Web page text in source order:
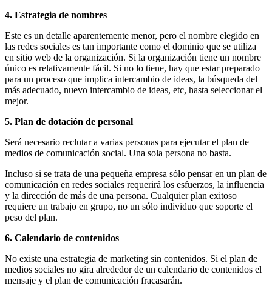
4. Estrategia de nombres
Este es un detalle aparentemente menor, pero el nombre elegido en
las redes sociales es tan importante como el dominio que se utiliza
en sitio web de la organización. Si la organización tiene un nombre
único es relativamente fácil. Si no lo tiene, hay que estar preparado
para un proceso que implica intercambio de ideas, la búsqueda del
más adecuado, nuevo intercambio de ideas, etc, hasta seleccionar el
mejor.
5. Plan de dotación de personal
Será necesario reclutar a varias personas para ejecutar el plan de
medios de comunicación social. Una sola persona no basta.
Incluso si se trata de una pequeña empresa sólo pensar en un plan de
comunicación en redes sociales requerirá los esfuerzos, la influencia
y la dirección de más de una persona. Cualquier plan exitoso
requiere un trabajo en grupo, no un sólo individuo que soporte el
peso del plan.
6. Calendario de contenidos
No existe una estrategia de marketing sin contenidos. Si el plan de
medios sociales no gira alrededor de un calendario de contenidos el
mensaje y el plan de comunicación fracasarán.